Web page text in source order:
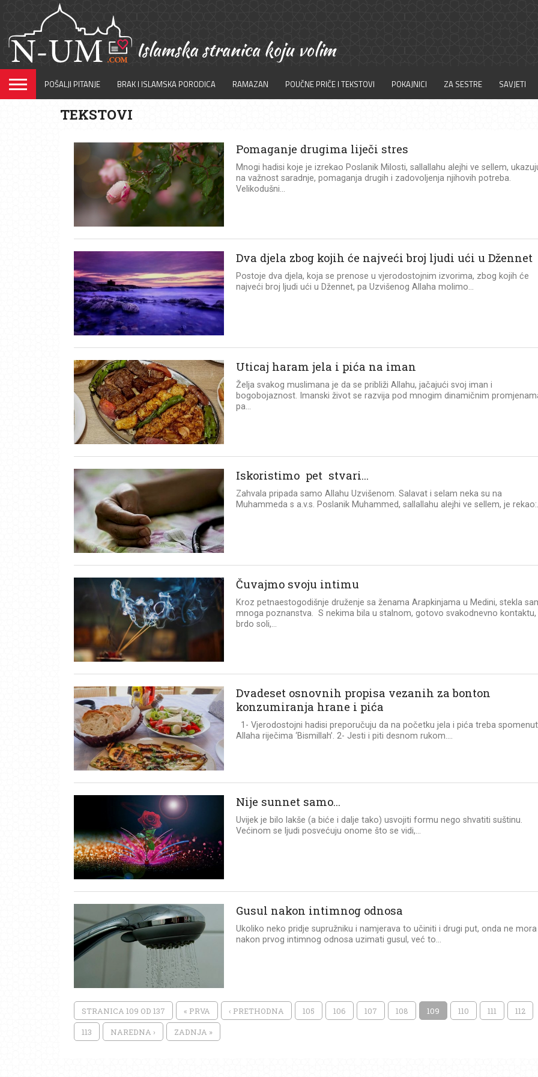
POŠALJI PITANJE BRAK I ISLAMSKA PORODICA RAMAZAN POUČNE PRIČE I TEKSTOVI POKAJNICI ZA SESTRE SAVJETI
TEKSTOVI
Pomaganje drugima liječi stres
Mnogi hadisi koje je izrekao Poslanik Milosti, sallallahu alejhi ve sellem,
na važnost saradnje, pomaganja drugih i zadovoljenja njihovih potreba.
Velikodušni...
Dva djela zbog kojih će najveći broj ljudi ući u Džennet
Postoje dva djela, koja se prenose u vjerodostojnim izvorima, zbog kojih će
najveći broj ljudi ući u Džennet, pa Uzvišenog Allaha molimo...
Uticaj haram jela i pića na iman
Želja svakog muslimana je da se približi Allahu, jačajući svoj iman i
bogobojaznost. Imanski život se razvija pod mnogim dinamičnim
pa...
Iskoristimo pet stvari…
Zahvala pripada samo Allahu Uzvišenom. Salavat i selam neka su na
Muhammeda s a.v.s. Poslanik Muhammed, sallallahu alejhi ve sellem, je
Čuvajmo svoju intimu
Kroz petnaestogodišnje druženje sa ženama Arapkinjama u Medini, stekla
mnoga poznanstva. S nekima bila u stalnom, gotovo svakodnevno kontaktu,
brdo soli,...
Dvadeset osnovnih propisa vezanih za bonton
konzumiranja hrane i pića
1- Vjerodostojni hadisi preporučuju da na početku jela i pića treba
Allaha riječima ‘Bismillah’. 2- Jesti i piti desnom rukom....
Nije sunnet samo…
Uvijek je bilo lakše (a biće i dalje tako) usvojiti formu nego shvatiti suštinu.
Većinom se ljudi posvećuju onome što se vidi,...
Gusul nakon intimnog odnosa
Ukoliko neko pridje supružniku i namjerava to učiniti i drugi put, onda ne mora
nakon prvog intimnog odnosa uzimati gusul, već to...
STRANICA 109 OD 137 « PRVA ‹ PRETHODNA 105 106 107 108 109 110 111 112
113 NAREDNA › ZADNJA »